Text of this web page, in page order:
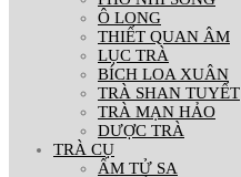
Ô LONG
THIẾT QUAN ÂM
LỤC TRÀ
BÍCH LOA XUÂN
TRÀ SHAN TUYẾT
TRÀ MẠN HẢO
DƯỢC TRÀ
TRÀ CỤ
ẤM TỬ SA